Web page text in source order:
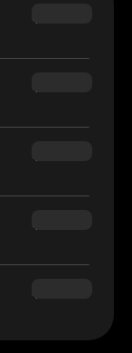
$69.90
$54.90
$34.95
$160.00
$180.00